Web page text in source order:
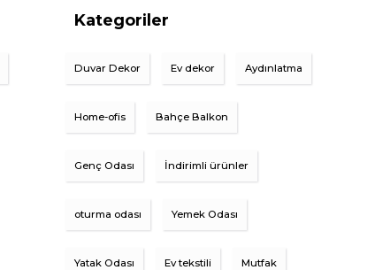
Kategoriler
Duvar Dekor Ev dekor Aydınlatma
Home-ofis Bahçe Balkon
Genç Odası İndirimli ürünler
oturma odası Yemek Odası
Yatak Odası Ev tekstili Mutfak